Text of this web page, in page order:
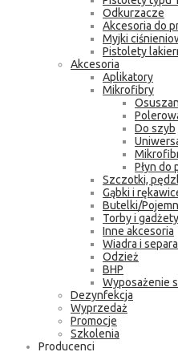
Odkurzacze
Akcesoria do
Myjki
Pistolety
Akcesoria
Aplikatory
Mikrofibry
Do szyb
Płyn do
Szczotki,
Gąbki i
Butelki/
Torby i gadżety
Inne akcesoria
Wiadra i
Odzież
BHP
Wyposażenie
Dezynfekcja
Wyprzedaż
Promocje
Szkolenia
Producenci